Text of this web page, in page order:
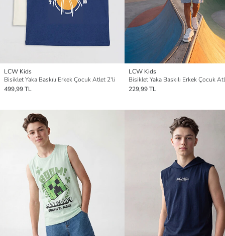
LCW Kids
Bisiklet Yaka Baskılı Erkek Çocuk Atlet 2'li
499,99 TL
LCW Kids
Bisiklet Yaka Baskılı Erkek Çocuk
229,99 TL